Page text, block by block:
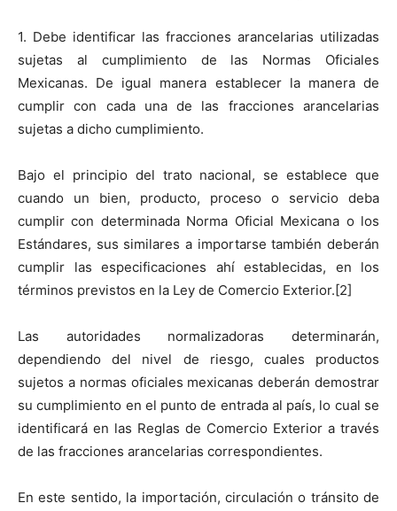
1. Debe identificar las fracciones arancelarias utilizadas
sujetas al cumplimiento de las Normas Oficiales
Mexicanas. De igual manera establecer la manera de
cumplir con cada una de las fracciones arancelarias
sujetas a dicho cumplimiento.
Bajo el principio del trato nacional, se establece que
cuando un bien, producto, proceso o servicio deba
cumplir con determinada Norma Oficial Mexicana o los
Estándares, sus similares a importarse también deberán
cumplir las especificaciones ahí establecidas, en los
términos previstos en la Ley de Comercio Exterior.[2]
Las autoridades normalizadoras determinarán,
dependiendo del nivel de riesgo, cuales productos
sujetos a normas oficiales mexicanas deberán demostrar
su cumplimiento en el punto de entrada al país, lo cual se
identificará en las Reglas de Comercio Exterior a través
de las fracciones arancelarias correspondientes.
En este sentido, la importación, circulación o tránsito de